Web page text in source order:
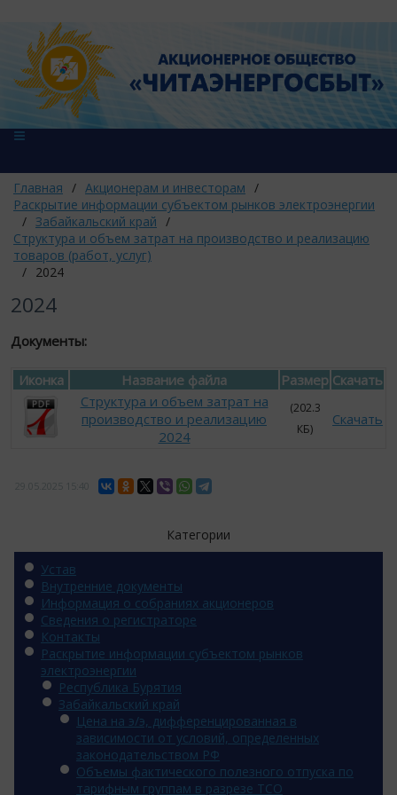
Главная / Акционерам и инвесторам /
Раскрытие информации субъектом рынков электроэнергии
/ Забайкальский край /
Структура и объем затрат на производство и реализацию
товаров (работ, услуг)
/ 2024
2024
Документы:
Иконка Название файла Размер Скачать
Структура и объем затрат на
производство и реализацию
2024
(202.3
КБ)
Скачать
Категории
Устав
Внутренние документы
Информация о собраниях акционеров
Сведения о регистраторе
Контакты
Раскрытие информации субъектом рынков
электроэнергии
Республика Бурятия
Забайкальский край
Цена на э/э, дифференцированная в
зависимости от условий, определенных
законодательством РФ
Объемы фактического полезного отпуска по
тарифным группам в разрезе ТСО